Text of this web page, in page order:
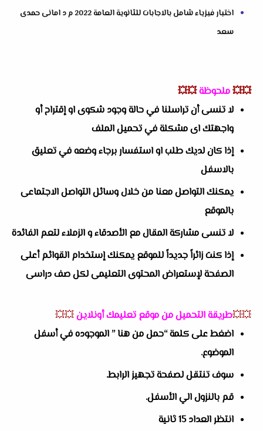
اختبار فيزياء شامل بالاجابات للثانوية العامة 2022 م د امانى حمدى
سعد
💥💥ملحوظة💥💥
لا تنسى أن تراسلنا في حالة وجود شكوى او إقتراح أو
واجهتك اى مشكلة في تحميل الملف
إذا كان لديك طلب او استفسار برجاء وضعه في تعليق
بالاسفل
يمكنك التواصل معنا من خلال وسائل التواصل الاجتماعى
بالموقع
لا تنسى مشاركة المقال مع الأصدقاء و الزملاء لتعم الفائدة
إذا كنت زائراً جديداً للموقع يمكنك إستخدام القوائم أعلى
الصفحة لإستعراض المحتوى التعليمى لكل صف دراسى
💥💥طريقة التحميل من موقع تعليمك أونلاين💥💥
اضغط على كلمة “حمل من هنا ” الموجوده في أسفل
الموضوع.
سوف تنتقل لصفحة تجهيز الرابط.
قم بالنزول الي الأسفل.
انتظر العداد 15 ثانية